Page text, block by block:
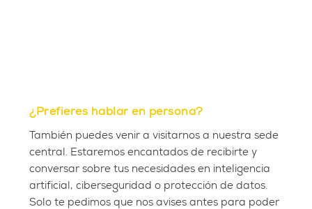
¿Prefieres hablar en persona?
También puedes venir a visitarnos a nuestra sede
central. Estaremos encantados de recibirte y
conversar sobre tus necesidades en inteligencia
artificial, ciberseguridad o protección de datos.
Solo te pedimos que nos avises antes para poder